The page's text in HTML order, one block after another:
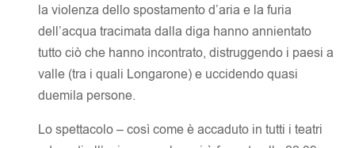
la violenza dello spostamento d’aria e la furia
dell’acqua tracimata dalla diga hanno annientato
tutto ciò che hanno incontrato, distruggendo i paesi a
valle (tra i quali Longarone) e uccidendo quasi
duemila persone.
Lo spettacolo – così come è accaduto in tutti i teatri